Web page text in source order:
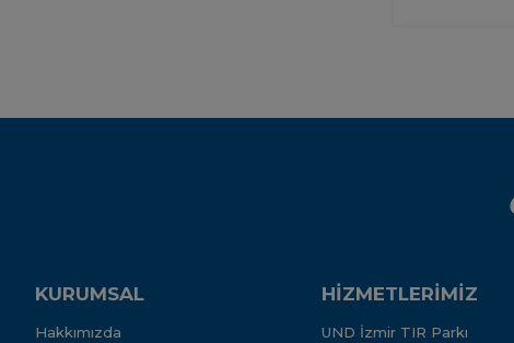
KURUMSAL
Hakkımızda
HİZMETLERİMİZ
UND İzmir TIR Parkı